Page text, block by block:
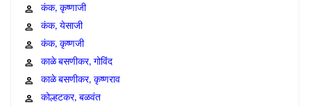
कंक, कृष्णाजी
कंक, येसाजी
कंक, कृष्णजी
काळे बसणीकर, गोविंद
काळे बसणीकर, कृष्णराव
कोल्हटकर, बळवंत